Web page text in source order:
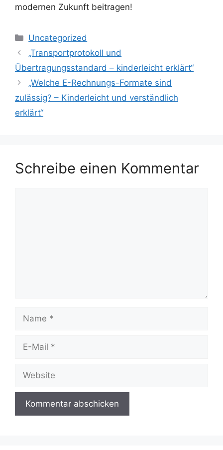
modernen Zukunft beitragen!
Kategorien
Uncategorized
„Transportprotokoll und
Übertragungsstandard – kinderleicht erklärt“
„Welche E-Rechnungs-Formate sind
zulässig? – Kinderleicht und verständlich
erklärt“
Schreibe einen Kommentar
Name
Website